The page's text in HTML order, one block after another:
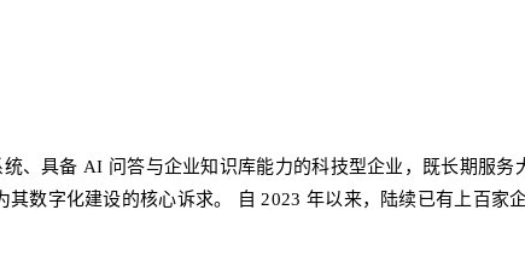
、具备 AI 问答与企业知识库能力的科技型企业，既长期服
数字化建设的核心诉求。 自 2023 年以来，陆续已有上百家